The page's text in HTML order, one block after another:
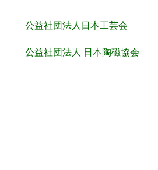
公益社団法人日本工芸会
公益社団法人 日本陶磁協会